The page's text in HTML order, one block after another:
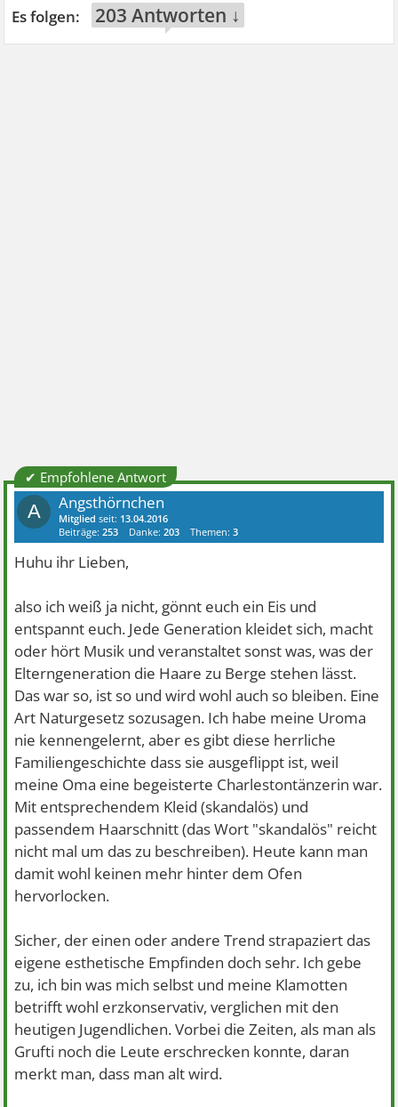
203 Antworten ↓
✔ Empfohlene Antwort
A Angsthörnchen
Mitglied seit: 13.04.2016
Beiträge:253 Danke:203 Themen:3
Huhu ihr Lieben,
also ich weiß ja nicht, gönnt euch ein Eis und
entspannt euch. Jede Generation kleidet sich, macht
oder hört Musik und veranstaltet sonst was, was der
Elterngeneration die Haare zu Berge stehen lässt.
Das war so, ist so und wird wohl auch so bleiben. Eine
Art Naturgesetz sozusagen. Ich habe meine Uroma
nie kennengelernt, aber es gibt diese herrliche
Familiengeschichte dass sie ausgeflippt ist, weil
meine Oma eine begeisterte Charlestontänzerin war.
Mit entsprechendem Kleid (skandalös) und
passendem Haarschnitt (das Wort "skandalös" reicht
nicht mal um das zu beschreiben). Heute kann man
damit wohl keinen mehr hinter dem Ofen
hervorlocken.
Sicher, der einen oder andere Trend strapaziert das
eigene esthetische Empfinden doch sehr. Ich gebe
zu, ich bin was mich selbst und meine Klamotten
betrifft wohl erzkonservativ, verglichen mit den
heutigen Jugendlichen. Vorbei die Zeiten, als man als
Grufti noch die Leute erschrecken konnte, daran
merkt man, dass man alt wird.